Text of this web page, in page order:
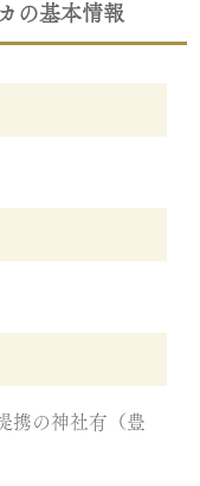
の基本情報
携の神社有（豊